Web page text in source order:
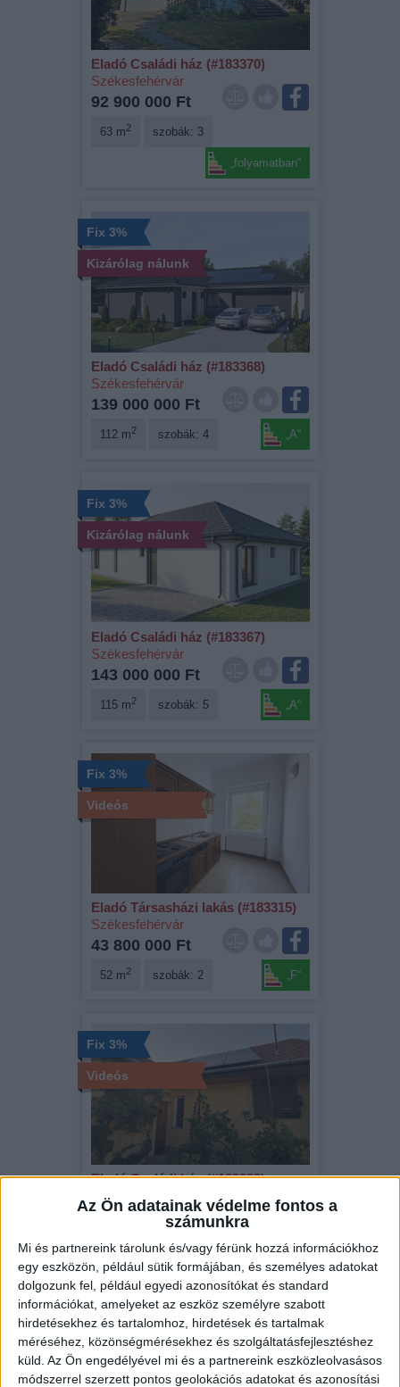
Az Ön adatainak védelme fontos a
számunkra
Mi és partnereink tárolunk és/vagy férünk hozzá információkhoz
egy eszközön, például sütik formájában, és személyes adatokat
dolgozunk fel, például egyedi azonosítókat és standard
információkat, amelyeket az eszköz személyre szabott
hirdetésekhez és tartalomhoz, hirdetések és tartalmak
méréséhez, közönségmérésekhez és szolgáltatásfejlesztéshez
küld. Az Ön engedélyével mi és a partnereink eszközleolvasásos
módszerrel szerzett pontos geolokációs adatokat és azonosítási
Eladó Családi ház (#183370)
Székesfehérvár
92 900 000 Ft
63 m2 szobák: 3
„folyamatban“
Fix 3%
Kizárólag nálunk
Eladó Családi ház (#183368)
Székesfehérvár
139 000 000 Ft
112 m2 szobák: 4 „A“
Fix 3%
Kizárólag nálunk
Eladó Családi ház (#183367)
Székesfehérvár
143 000 000 Ft
115 m2 szobák: 5 „A“
Fix 3%
Videós
Eladó Társasházi lakás (#183315)
Székesfehérvár
43 800 000 Ft
52 m2 szobák: 2 „F“
Fix 3%
Videós
Eladó Családi ház (#183283)
Székesfehérvár
69 900 000 Ft
90 m2 szobák: 2 „C“
Fix 3%
Kizárólag nálunk
Videós